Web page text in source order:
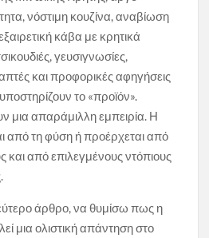
νόστιμη κουζίνα, αναβίωση
κάβα με κρητικά
γευσιγνωσίες,
και προφορικές αφηγήσεις
το «προϊόν».
μια απαράμιλλη εμπειρία. Η
από τη φύση ή προέρχεται από
και από επιλεγμένους ντόπιους
άρθρο, να θυμίσω πως η
μια ολιστική απάντηση στο